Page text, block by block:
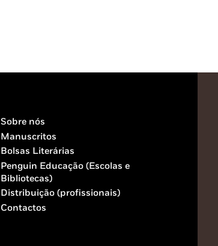
Sobre nós
Manuscritos
Bolsas Literárias
Penguin Educação (Escolas e
Bibliotecas)
Distribuição (profissionais)
Contactos